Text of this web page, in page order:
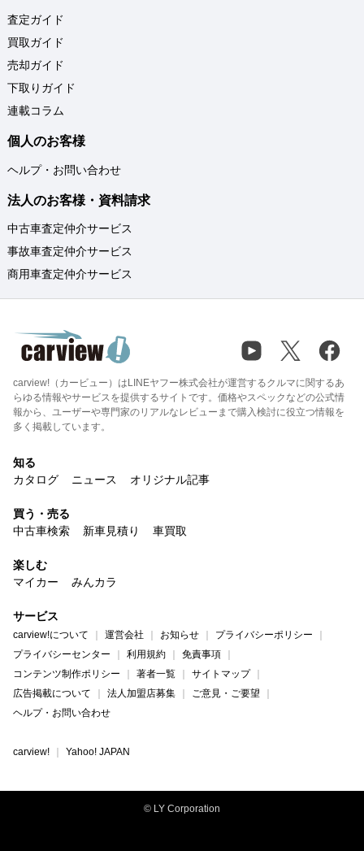
査定ガイド
買取ガイド
売却ガイド
下取りガイド
連載コラム
個人のお客様
ヘルプ・お問い合わせ
法人のお客様・資料請求
中古車査定仲介サービス
事故車査定仲介サービス
商用車査定仲介サービス
carview!（カービュー）はLINEヤフー株式会社が運営するクルマに関するあ
らゆる情報やサービスを提供するサイトです。価格やスペックなどの公式情
報から、ユーザーや専門家のリアルなレビューまで購入検討に役立つ情報を
多く掲載しています。
知る
カタログ
ニュース オリジナル記事
買う・売る
中古車検索
新車見積り 車買取
楽しむ
マイカー
みんカラ
サービス
carview!について 運営会社 お知らせ
プライバシーポリシー
プライバシーセンター
利用規約
免責事項
コンテンツ制作ポリシー
著者一覧
サイトマップ
広告掲載について
法人加盟店募集
ご意見・ご要望
ヘルプ・お問い合わせ
carview! Yahoo! JAPAN
© LY Corporation